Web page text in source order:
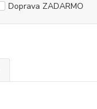
Doprava ZADARMO